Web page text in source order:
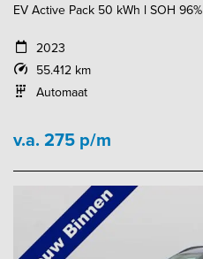
EV Active Pack 50 kWh l SOH 96%
2023
55.412 km
Automaat
v.a. 275 p/m